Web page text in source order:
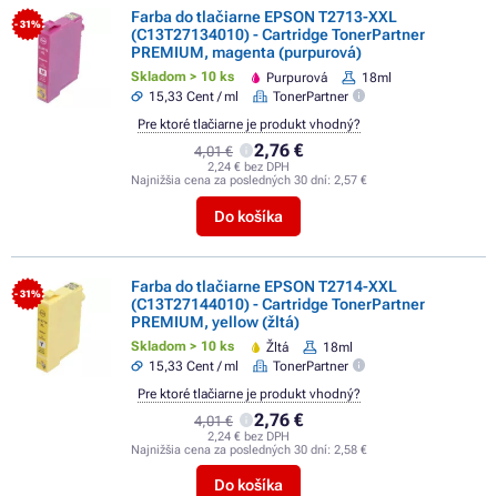
- 31%
Farba do tlačiarne EPSON T2713-XXL
(C13T27134010) - Cartridge TonerPartner
PREMIUM, magenta (purpurová)
Skladom > 10 ks Purpurová
18ml
15,33 Cent / ml
TonerPartner
4,01 € 2,76 €
2,24 € bez DPH
Najnižšia cena za posledných 30 dní: 2,57 €
Do košíka
Pre ktoré tlačiarne je produkt vhodný?
- 31%
Farba do tlačiarne EPSON T2714-XXL
(C13T27144010) - Cartridge TonerPartner
PREMIUM, yellow (žltá)
Skladom > 10 ks Žltá
18ml
15,33 Cent / ml
TonerPartner
4,01 € 2,76 €
2,24 € bez DPH
Najnižšia cena za posledných 30 dní: 2,58 €
Do košíka
Pre ktoré tlačiarne je produkt vhodný?